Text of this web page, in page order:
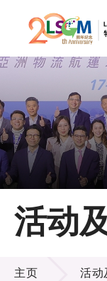
跳到
主页
关于LSCM
技术商品
活动
活动及消息
主页 活动